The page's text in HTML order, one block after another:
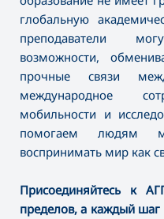
глобальную
преподаватели
возможности,
прочные связи
международное
мобильности и
помогаем людям
воспринимать мир как
Присоединяйтесь к
пределов, а каждый